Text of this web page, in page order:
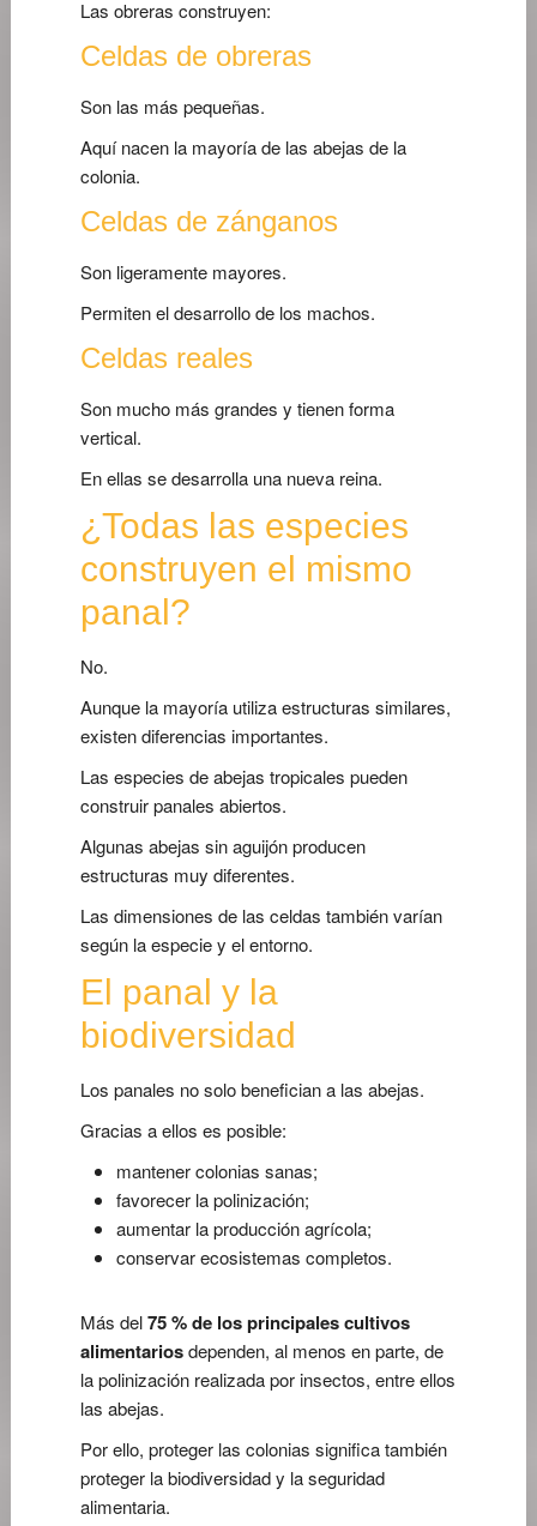
Las obreras construyen:
Celdas de obreras
Son las más pequeñas.
Aquí nacen la mayoría de las abejas de la
colonia.
Celdas de zánganos
Son ligeramente mayores.
Permiten el desarrollo de los machos.
Celdas reales
Son mucho más grandes y tienen forma
vertical.
En ellas se desarrolla una nueva reina.
¿Todas las especies
construyen el mismo
panal?
No.
Aunque la mayoría utiliza estructuras similares,
existen diferencias importantes.
Las especies de abejas tropicales pueden
construir panales abiertos.
Algunas abejas sin aguijón producen
estructuras muy diferentes.
Las dimensiones de las celdas también varían
según la especie y el entorno.
El panal y la
biodiversidad
Los panales no solo benefician a las abejas.
Gracias a ellos es posible:
mantener colonias sanas;
favorecer la polinización;
aumentar la producción agrícola;
conservar ecosistemas completos.
Más del75 % de los principales cultivos
alimentariosdependen, al menos en parte, de
la polinización realizada por insectos, entre ellos
las abejas.
Por ello, proteger las colonias significa también
proteger la biodiversidad y la seguridad
alimentaria.